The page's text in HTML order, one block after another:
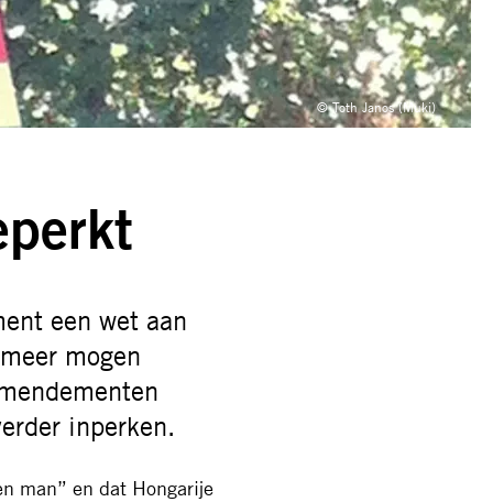
© Toth Janos (Muki)
een wet aan
mogen
inperken.
man” en dat Hongarije